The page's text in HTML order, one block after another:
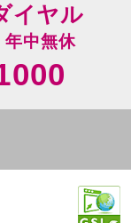
イヤル
中無休